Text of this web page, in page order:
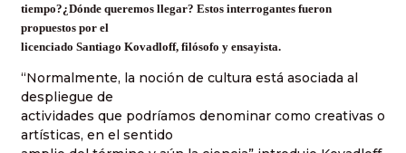
tiempo?¿Dónde queremos llegar? Estos interrogantes fueron
propuestos por el
licenciado Santiago Kovadloff, filósofo y ensayista.
“Normalmente, la noción de cultura está asociada al
despliegue de
actividades que podríamos denominar como creativas o
artísticas, en el sentido